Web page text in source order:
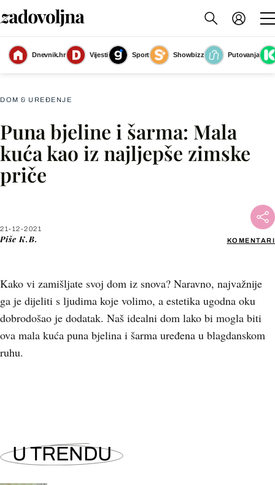
Dnevnik.hr Vijesti Sport Showbizz
Putovanja
Slika nije dostupna
DOM & UREĐENJE
Puna bjeline i šarma: Mala
kuća kao iz najljepše zimske
priče
21-12-2021
Piše K.B. KOMENTARI
Kako vi zamišljate svoj dom iz snova? Naravno, najvažnije
ga je dijeliti s ljudima koje volimo, a estetika ugodna oku
dobrodošao je dodatak. Naš idealni dom lako bi mogla biti
ova mala kuća puna bjelina i šarma uređena u blagdanskom
ruhu.
Facebook
U TRENDU